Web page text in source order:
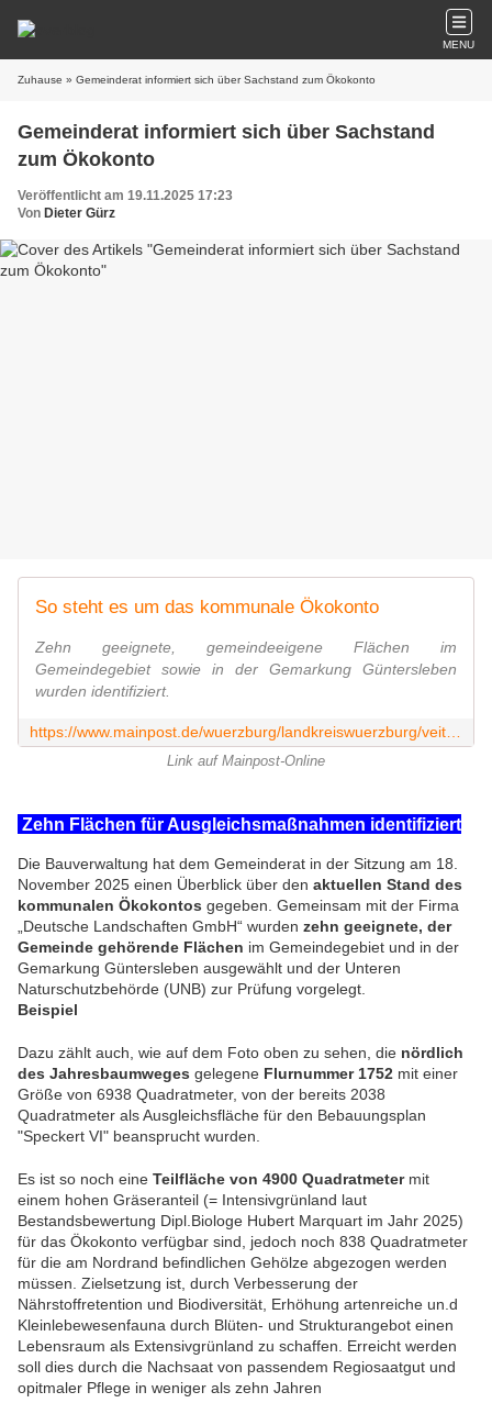
MENU
Zuhause » Gemeinderat informiert sich über Sachstand zum Ökokonto
Gemeinderat informiert sich über Sachstand
zum Ökokonto
Veröffentlicht am 19.11.2025 17:23
Von Dieter Gürz
So steht es um das kommunale Ökokonto
Zehn geeignete, gemeindeeigene Flächen im
Gemeindegebiet sowie in der Gemarkung Güntersleben
wurden identifiziert.
Link auf Mainpost-Online
Zehn Flächen für Ausgleichsmaßnahmen identifiziert
Die Bauverwaltung hat dem Gemeinderat in der Sitzung am 18.
November 2025 einen Überblick über den aktuellen Stand des
kommunalen Ökokontos gegeben. Gemeinsam mit der Firma
„Deutsche Landschaften GmbH“ wurden zehn geeignete, der
Gemeinde gehörende Flächen im Gemeindegebiet und in der
Gemarkung Güntersleben ausgewählt und der Unteren
Naturschutzbehörde (UNB) zur Prüfung vorgelegt.
Beispiel
Dazu zählt auch, wie auf dem Foto oben zu sehen, die nördlich
des Jahresbaumweges gelegene Flurnummer 1752 mit einer
Größe von 6938 Quadratmeter, von der bereits 2038
Quadratmeter als Ausgleichsfläche für den Bebauungsplan
"Speckert VI" beansprucht wurden.
Es ist so noch eine Teilfläche von 4900 Quadratmetermit
einem hohen Gräseranteil (= Intensivgrünland laut
Bestandsbewertung Dipl.Biologe Hubert Marquart im Jahr 2025)
für das Ökokonto verfügbar sind, jedoch noch 838 Quadratmeter
für die am Nordrand befindlichen Gehölze abgezogen werden
müssen. Zielsetzung ist, durch Verbesserung der
Nährstoffretention und Biodiversität, Erhöhung artenreiche un.d
Kleinlebewesenfauna durch Blüten- und Strukturangebot einen
Lebensraum als Extensivgrünland zu schaffen. Erreicht werden
soll dies durch die Nachsaat von passendem Regiosaatgut und
opitmaler Pflege in weniger als zehn Jahren